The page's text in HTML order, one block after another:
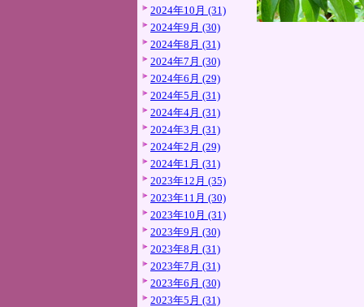
2024年10月 (31)
2024年9月 (30)
2024年8月 (31)
2024年7月 (30)
2024年6月 (29)
2024年5月 (31)
2024年4月 (31)
2024年3月 (31)
2024年2月 (29)
2024年1月 (31)
2023年12月 (35)
2023年11月 (30)
2023年10月 (31)
2023年9月 (30)
2023年8月 (31)
2023年7月 (31)
2023年6月 (30)
2023年5月 (31)